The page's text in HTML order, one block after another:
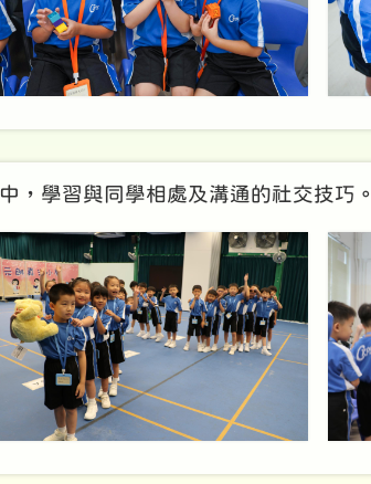
，學習與同學相處及溝通的社交技巧。